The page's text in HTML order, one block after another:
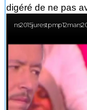
digéré de ne pas